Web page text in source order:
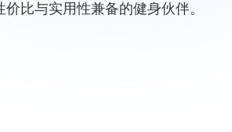
比与实用性兼备的健身伙伴。